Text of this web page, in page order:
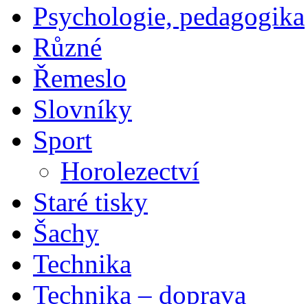
Psychologie, pedagogika
Různé
Řemeslo
Slovníky
Sport
Horolezectví
Staré tisky
Šachy
Technika
Technika – doprava